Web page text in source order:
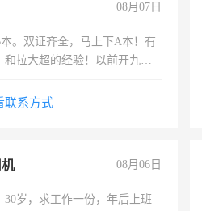
08月07日
。双证齐全，马上下A本！有
和拉大超的经验！以前开九米
联系方式
08月06日
30岁，求工作一份，年后上班